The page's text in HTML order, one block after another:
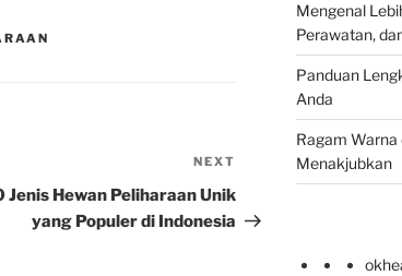
Post
NEXT
Jenis Hewan Peliharaan Unik
yang Populer di Indonesia
Mengenal
Perawatan,
Panduan
Anda
Ragam
Menakjubkan